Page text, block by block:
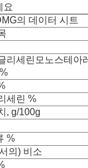
요
의 데이터 시트
리세린모노스테아
세린 %
, g/100g
%
의) 비소